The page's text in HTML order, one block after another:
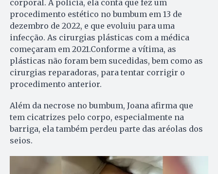
corporal. À polícia, ela conta que fez um
procedimento estético no bumbum em 13 de
dezembro de 2022, e que evoluiu para uma
infecção. As cirurgias plásticas com a médica
começaram em 2021.Conforme a vítima, as
plásticas não foram bem sucedidas, bem como as
cirurgias reparadoras, para tentar corrigir o
procedimento anterior.
Além da necrose no bumbum, Joana afirma que
tem cicatrizes pelo corpo, especialmente na
barriga, ela também perdeu parte das aréolas dos
seios.